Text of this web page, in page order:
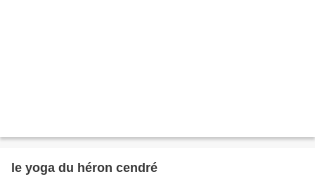
le yoga du héron cendré